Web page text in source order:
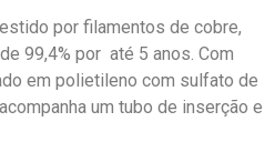
por filamentos de cobre,
99,4% por até 5 anos. Com
em polietileno com sulfato de
um tubo de inserção e